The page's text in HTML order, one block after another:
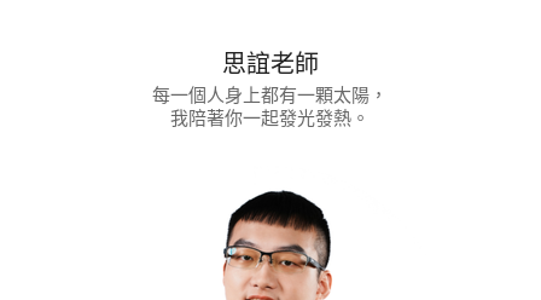
思誼老師
每一個人身上都有一顆太陽，
我陪著你一起發光發熱。